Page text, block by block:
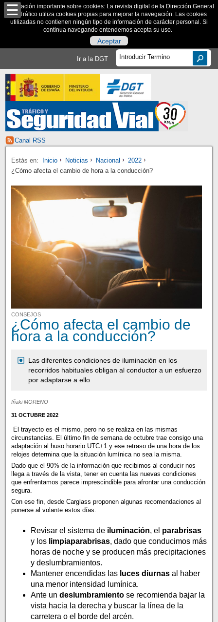
Información importante sobre cookies: La revista digital de la Dirección General
de Tráfico utiliza cookies propias para mejorar la navegación. Las cookies
utilizadas no contienen ningún tipo de información de carácter personal. Si
continua navegando entendemos acepta su uso.
Aceptar
Ir a la DGT
Canal RSS
Estás en: Inicio Noticias Nacional
2022
¿Cómo afecta el cambio de hora a la conducción?
CONSEJOS
¿Cómo afecta el cambio de
hora a la conducción?
Las diferentes condiciones de iluminación en los
recorridos habituales obligan al conductor a un esfuerzo
por adaptarse a ello
Iñaki MORENO
31 OCTUBRE 2022
El trayecto es el mismo, pero no se realiza en las mismas
circunstancias. El último fin de semana de octubre trae consigo una
adaptación al huso horario UTC+1 y ese retraso de una hora de los
relojes determina que la situación lumínica no sea la misma.
Dado que el 90% de la información que recibimos al conducir nos
llega a través de la vista, tener en cuenta las nuevas condiciones
que enfrentamos parece imprescindible para afrontar una conducción
segura.
Con ese fin, desde Carglass proponen algunas recomendaciones al
ponerse al volante estos días:
Revisar el sistema de iluminación, el parabrisas
y los limpiaparabrisas, dado que conducimos más
horas de noche y se producen más precipitaciones
y deslumbramientos.
Mantener encendidas las luces diurnasal haber
una menor intensidad lumínica.
Ante un deslumbramiento se recomienda bajar la
vista hacia la derecha y buscar la línea de la
carretera o el borde del arcén.